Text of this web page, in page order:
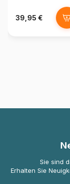
39,95 €
Sie sind
Erhalten Sie